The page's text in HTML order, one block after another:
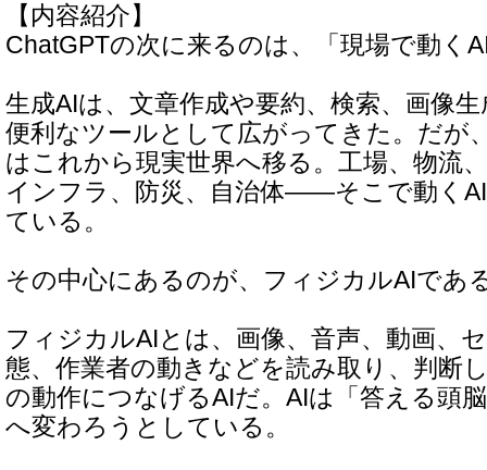
【内容紹介】
ChatGPTの次に来るのは、「現場で動く
生成AIは、文章作成や要約、検索、画像
便利なツールとして広がってきた。だが
はこれから現実世界へ移る。工場、物流
インフラ、防災、自治体――そこで動く
ている。
その中心にあるのが、フィジカルAIであ
フィジカルAIとは、画像、音声、動画、
態、作業者の動きなどを読み取り、判断
の動作につなげるAIだ。AIは「答える頭
へ変わろうとしている。